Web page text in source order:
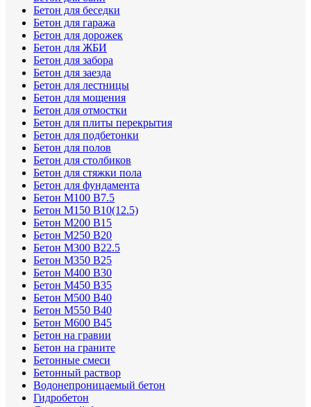
Бетон для беседки
Бетон для гаража
Бетон для дорожек
Бетон для ЖБИ
Бетон для забора
Бетон для заезда
Бетон для лестницы
Бетон для мощения
Бетон для отмостки
Бетон для плиты перекрытия
Бетон для подбетонки
Бетон для полов
Бетон для столбиков
Бетон для стяжки пола
Бетон для фундамента
Бетон М100 В7.5
Бетон М150 В10(12.5)
Бетон М200 В15
Бетон М250 В20
Бетон М300 В22.5
Бетон М350 В25
Бетон М400 В30
Бетон М450 В35
Бетон М500 В40
Бетон М550 В40
Бетон М600 В45
Бетон на гравии
Бетон на граните
Бетонные смеси
Бетонный раствор
Водонепроницаемый бетон
Гидробетон